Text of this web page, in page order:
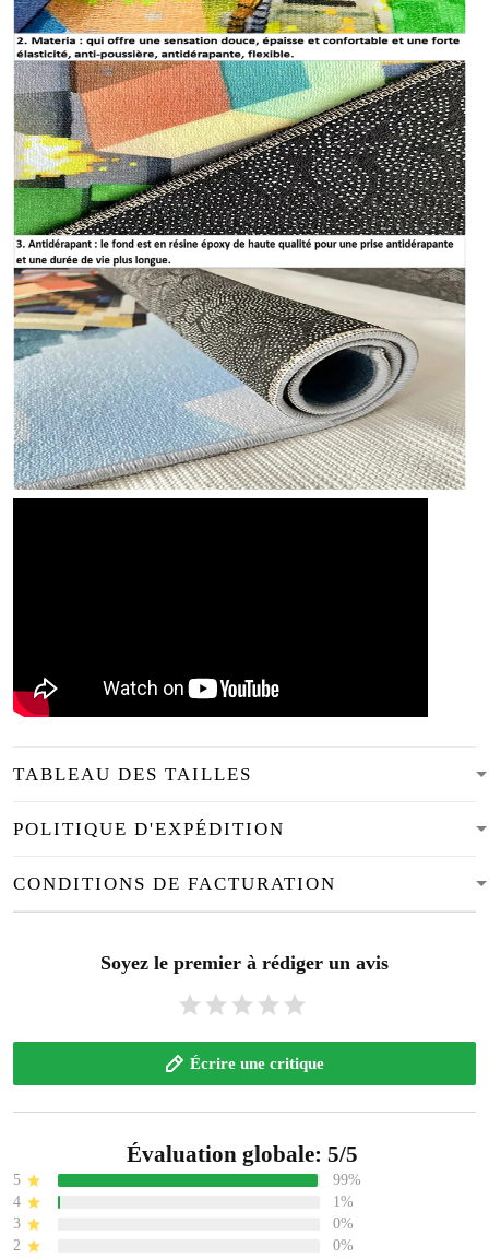
TABLEAU DES TAILLES
POLITIQUE D'EXPÉDITION
CONDITIONS DE FACTURATION
Soyez le premier à rédiger un avis
Écrire une critique
Évaluation globale: 5/5
5
99%
4
1%
3
0%
2
0%